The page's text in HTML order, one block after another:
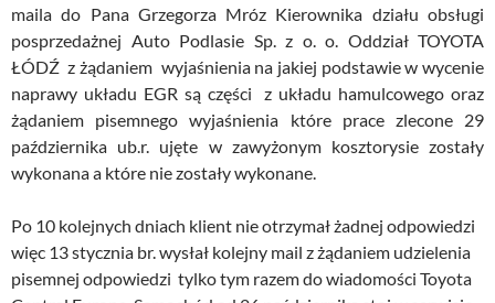
maila do Pana Grzegorza Mróz Kierownika działu obsługi
posprzedażnej Auto Podlasie Sp. z o. o. Oddział TOYOTA
ŁÓDŹ z żądaniem wyjaśnienia na jakiej podstawie w wycenie
naprawy układu EGR są części z układu hamulcowego oraz
żądaniem pisemnego wyjaśnienia które prace zlecone 29
października ub.r. ujęte w zawyżonym kosztorysie zostały
wykonana a które nie zostały wykonane.
Po 10 kolejnych dniach klient nie otrzymał żadnej odpowiedzi
więc 13 stycznia br. wysłał kolejny mail z żądaniem udzielenia
pisemnej odpowiedzi tylko tym razem do wiadomości Toyota